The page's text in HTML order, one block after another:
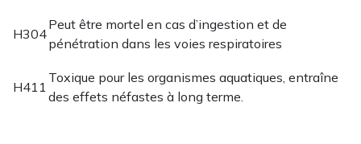
H304
Peut être mortel en cas d’ingestion et de
pénétration dans les voies respiratoires
H411
Toxique pour les organismes aquatiques, entraîne
des effets néfastes à long terme.